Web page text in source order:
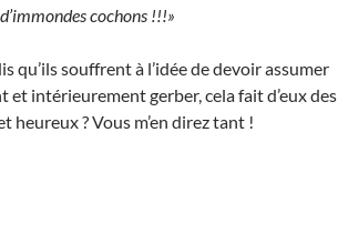
cochons !!!»
qu’ils souffrent à l’idée de devoir assumer
et intérieurement gerber, cela fait d’eux des
heureux ? Vous m’en direz tant !